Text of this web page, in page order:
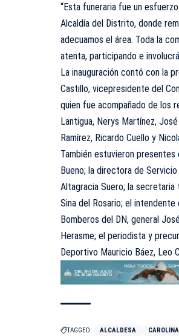
“Esta funeraria fue un
Alcaldía del Distrito, donde
adecuamos el área. Toda la
atenta, participando e
La inauguración contó con la
Castillo, vicepresidente del
quien fue acompañado de los
Lantigua, Nerys Martínez,
Ramírez, Ricardo Cuello y
También estuvieron presentes
Bueno; la directora de
Altagracia Suero; la secretaria
Sina del Rosario; el intendente
Bomberos del DN, general
Herasme; el periodista y
Deportivo Mauricio Báez, Leo
TAGGED: ALCALDESA